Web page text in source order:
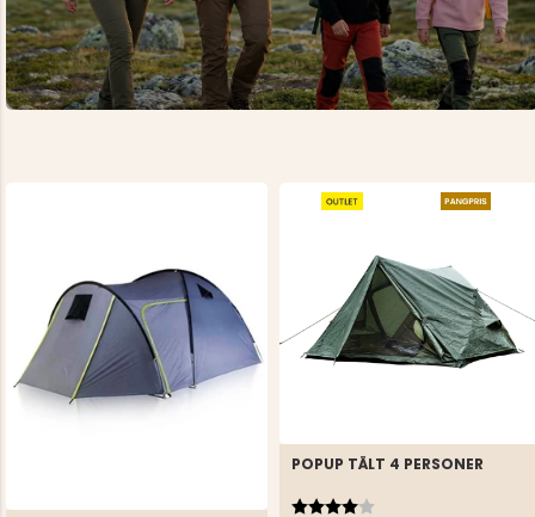
POPUP TÄLT 4 PERSONER
Betyg:
4.0 utav 5 stjärnor